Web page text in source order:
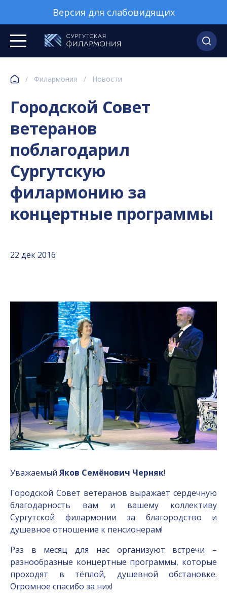
Версия для слабовидящих
/ Филармония / Новости
Городской Совет
ветеранов
поблагодарил
Сургутскую
филармонию за
концертные программы
22 дек 2016
Уважаемый Яков Семёнович Черняк!
Городской Совет ветеранов выражает сердечную
благодарность вам и вашему коллективу
Сургутской филармонии за благородство и
душевное отношение к пенсионерам!
Раз в месяц для нас организуют встречи –
разнообразные концертные программы, которые
проходят в тёплой, душевной обстановке.
Огромное спасибо за них!